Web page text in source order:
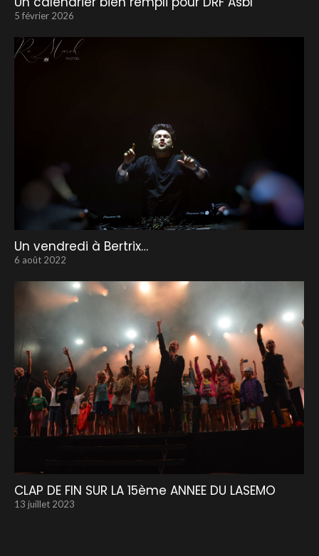
5 février 2026
Un vendredi à Bertrix…
6 août 2022
CLAP DE FIN SUR LA 15ème ANNEE DU LASEMO
13 juillet 2023